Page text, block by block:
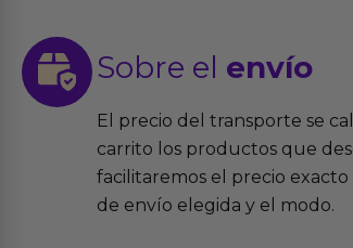
Sobre el envío
El precio del transporte se
carrito los productos que
facilitaremos el precio
de envío elegida y el modo.